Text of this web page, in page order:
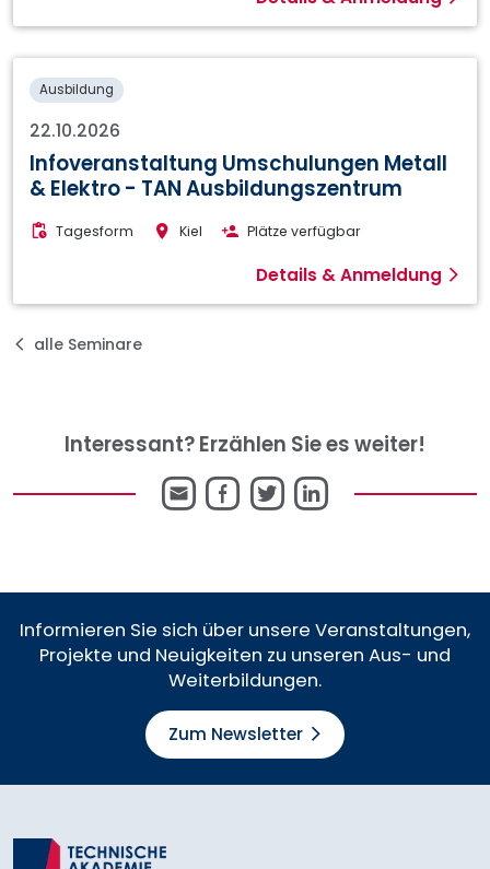
Ausbildung
22.10.2026
Infoveranstaltung Umschulungen Metall
& Elektro - TAN Ausbildungszentrum
Tagesform Kiel Plätze verfügbar
Details & Anmeldung
alle Seminare
Interessant? Erzählen Sie es weiter!
E-Facebook
Twitter
LinkedIn
Informieren Sie sich über unsere Veranstaltungen,
Projekte und Neuigkeiten zu unseren Aus- und
Weiterbildungen.
Zum Newsletter